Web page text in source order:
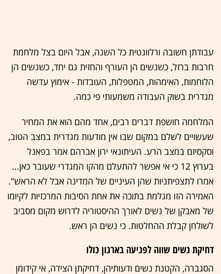
עבודתן חשובה ורלוונטית כל השנה, אבל היום בצל מלחמת
חרבות ברזל, כשנשים הן העורף והחזית גם יחד, כשנשים הן
הלוחמות, האימהות, המטפלות, העובדות - אימוץ עדשה
מגדרית בשוק העבודה משמעותי פי כמה.
המלחמה חושפת דברים רבים, אחד מהם הוא את המחיר
שעשויים לשלם במקום שבו אין מודעות מגדרית במצב הטוב,
וסקסיזם במצב הרע. העיתונאי ירון אברהם אמר בפאנל
בערוץ 12 כי אי אפשר להתעלם מהקו המגדרי שעובר כאן...
אמרו לתצפיתניות שהן העיניים של המדינה אבל לא הראש".
האמירה הזו מגלמת בתוכה את אחת הסיבות המרכזיות לקיומו
של מאבקן של נשים לאורך ההיסטוריה לדרוש מקום מסביב
לשולחן קבלת ההחלטות. כי נשים הן ראש.
דחיקת נשים שווה לפגיעה בארגון כולו
הסגברה, הקטנת נשים ודעותיהן, דחיקתן הצידה, אי קידומן